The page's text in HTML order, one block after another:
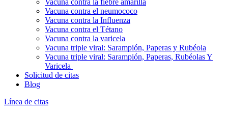
Vacuna contra la fiebre amarilla
Vacuna contra el neumococo
Vacuna contra la Influenza
Vacuna contra el Tétano
Vacuna contra la varicela
Vacuna triple viral: Sarampión, Paperas y Rubéola
Vacuna triple viral: Sarampión, Paperas, Rubéolas Y
Varicela
Solicitud de citas
Blog
Línea de citas